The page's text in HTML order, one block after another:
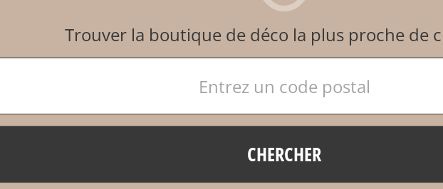
Trouver la boutique de déco la plus proche de
CHERCHER